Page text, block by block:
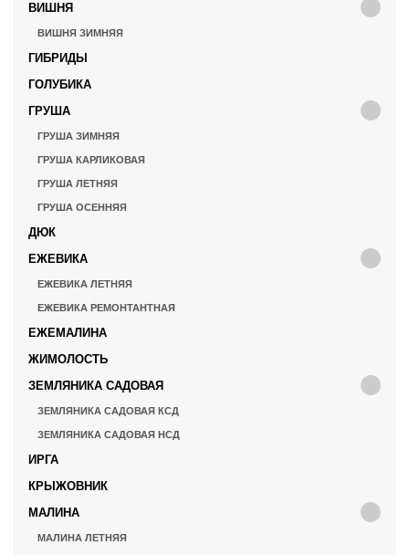
ВИШНЯ
ВИШНЯ ЗИМНЯЯ
ГИБРИДЫ
ГОЛУБИКА
ГРУША
ГРУША ЗИМНЯЯ
ГРУША КАРЛИКОВАЯ
ГРУША ЛЕТНЯЯ
ГРУША ОСЕННЯЯ
ДЮК
ЕЖЕВИКА
ЕЖЕВИКА ЛЕТНЯЯ
ЕЖЕВИКА РЕМОНТАНТНАЯ
ЕЖЕМАЛИНА
ЖИМОЛОСТЬ
ЗЕМЛЯНИКА САДОВАЯ
ЗЕМЛЯНИКА САДОВАЯ КСД
ЗЕМЛЯНИКА САДОВАЯ НСД
ИРГА
КРЫЖОВНИК
МАЛИНА
МАЛИНА ЛЕТНЯЯ